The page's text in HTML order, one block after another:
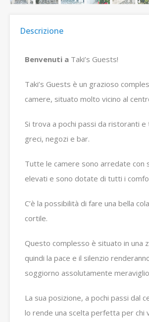
Descrizione
Benvenuti a Taki’s Guests!
Taki’s Guests è un grazioso
camere, situato molto vicino al
Si trova a pochi passi da ristoranti
greci, negozi e bar.
Tutte le camere sono arredate con
elevati e sono dotate di tutti i
C’è la possibilità di fare una bella
cortile.
Questo complesso è situato in una
quindi la pace e il silenzio
soggiorno assolutamente
La sua posizione, a pochi passi dal
lo rende una scelta perfetta per chi